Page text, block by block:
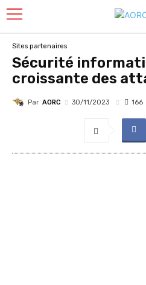
Sites partenaires
Sécurité
croissante des
Par AORC 30/11/2023 166